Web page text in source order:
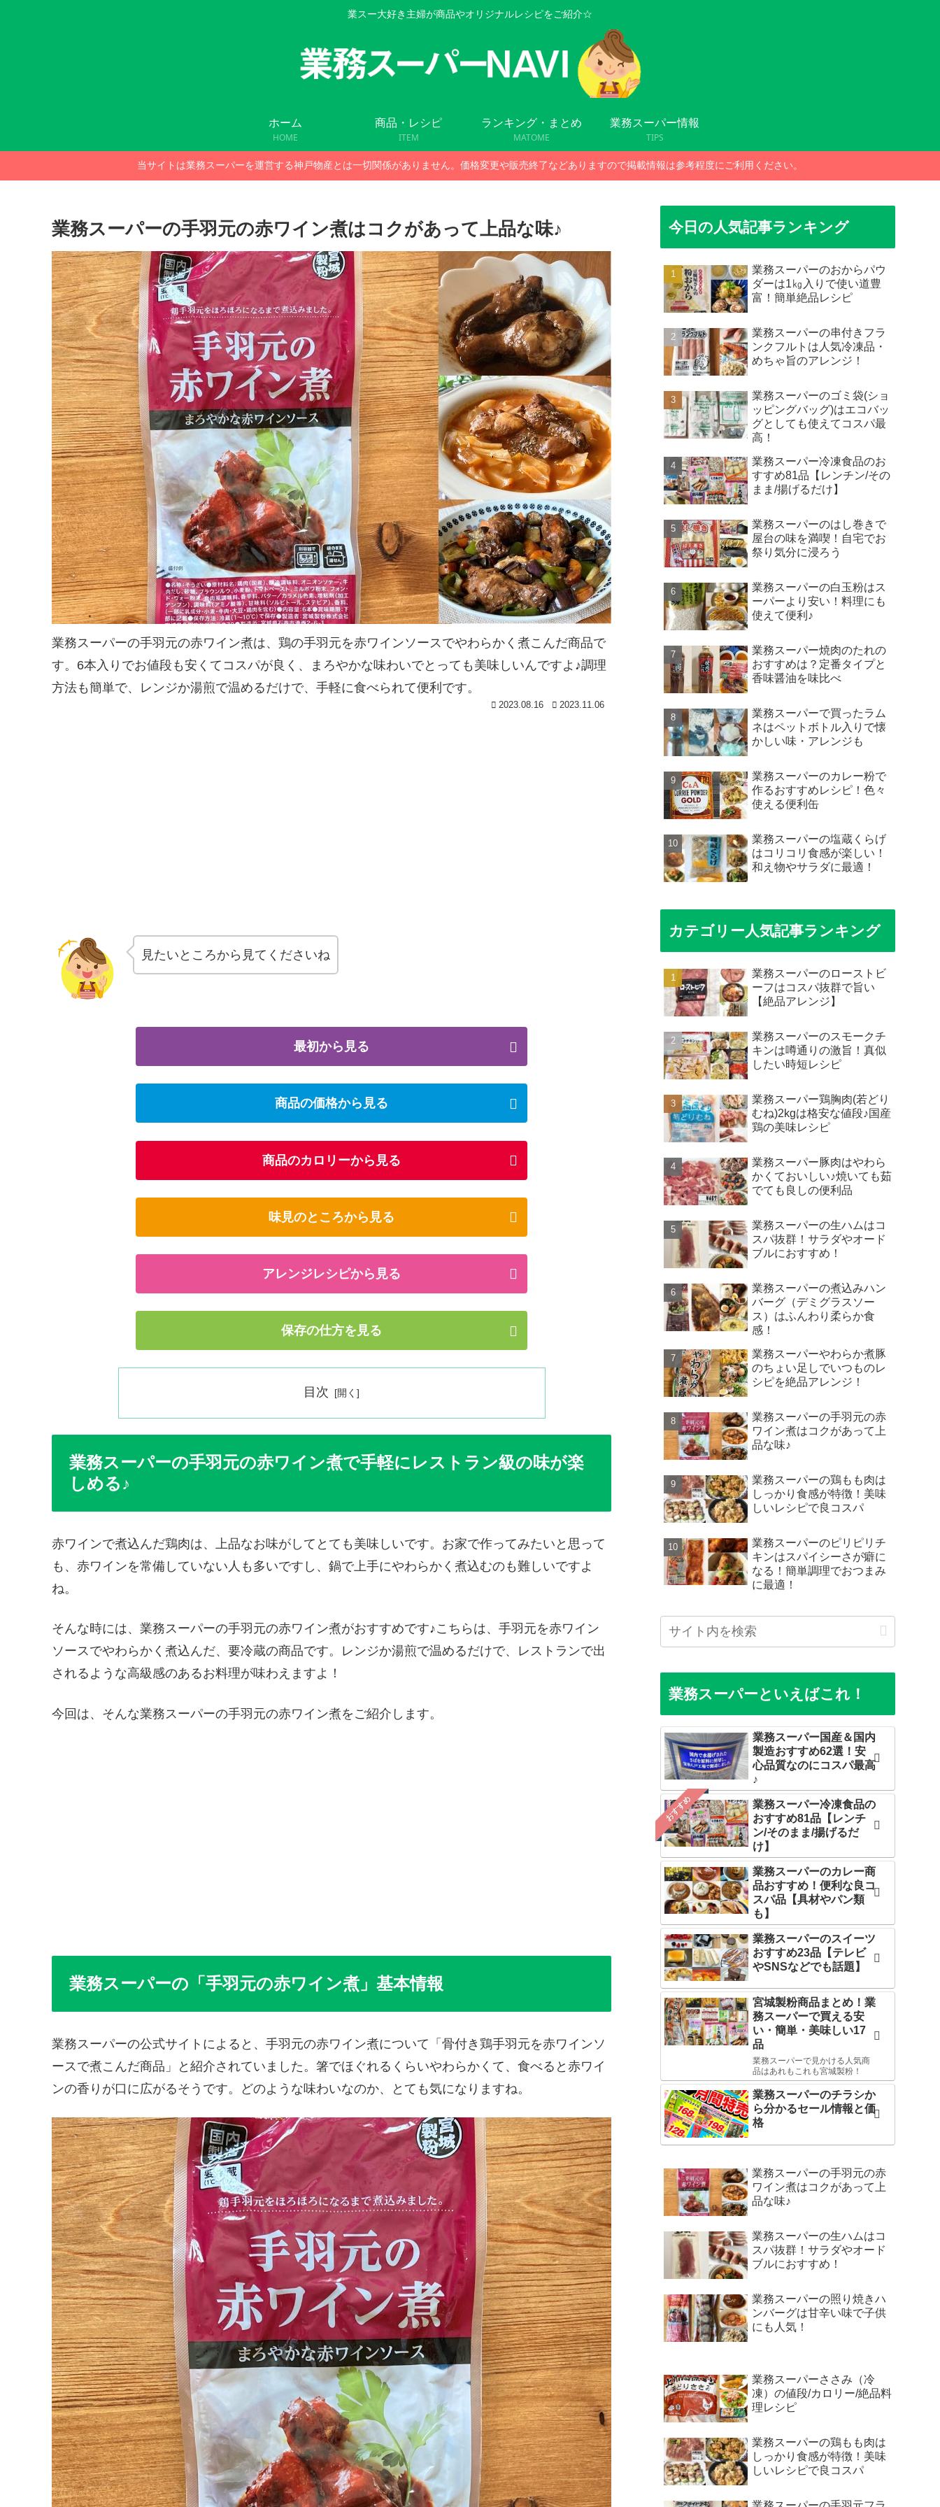
業スー大好き主婦が商品やオリジナルレシピをご紹介☆
ホーム
HOME
商品・レシピ
ITEM
ランキング・まとめ
MATOME
業務スーパー情報
TIPS
当サイトは業務スーパーを運営する神戸物産とは一切関係がありません。価格変更や販売終了などありますので掲載情報は参考程度にご利用ください。
業務スーパーの手羽元の赤ワイン煮はコクがあって上品な味♪
業務スーパーの手羽元の赤ワイン煮は、鶏の手羽元を赤ワインソースでやわらかく煮こんだ商品で
す。6本入りでお値段も安くてコスパが良く、まろやかな味わいでとっても美味しいんですよ♪調理
方法も簡単で、レンジか湯煎で温めるだけで、手軽に食べられて便利です。
2023.08.16 2023.11.06
見たいところから見てくださいね
最初から見る
商品の価格から見る
商品のカロリーから見る
味見のところから見る
アレンジレシピから見る
保存の仕方を見る
目次
業務スーパーの手羽元の赤ワイン煮で手軽にレストラン級の味が楽
しめる♪
赤ワインで煮込んだ鶏肉は、上品なお味がしてとても美味しいです。お家で作ってみたいと思って
も、赤ワインを常備していない人も多いですし、鍋で上手にやわらかく煮込むのも難しいですよ
ね。
そんな時には、業務スーパーの手羽元の赤ワイン煮がおすすめです♪こちらは、手羽元を赤ワイン
ソースでやわらかく煮込んだ、要冷蔵の商品です。レンジか湯煎で温めるだけで、レストランで出
されるような高級感のあるお料理が味わえますよ！
今回は、そんな業務スーパーの手羽元の赤ワイン煮をご紹介します。
業務スーパーの「手羽元の赤ワイン煮」基本情報
業務スーパーの公式サイトによると、手羽元の赤ワイン煮について「骨付き鶏手羽元を赤ワインソ
ースで煮こんだ商品」と紹介されていました。箸でほぐれるくらいやわらかくて、食べると赤ワイ
ンの香りが口に広がるそうです。どのような味わいなのか、とても気になりますね。
今日の人気記事ランキング
業務スーパーのおからパウ
ダーは1㎏入りで使い道豊
富！簡単絶品レシピ
業務スーパーの串付きフラ
ンクフルトは人気冷凍品・
めちゃ旨のアレンジ！
業務スーパーのゴミ袋(ショ
ッピングバッグ)はエコバッ
グとしても使えてコスパ最
高！
業務スーパー冷凍食品のお
すすめ81品【レンチン/その
まま/揚げるだけ】
業務スーパーのはし巻きで
屋台の味を満喫！自宅でお
祭り気分に浸ろう
業務スーパーの白玉粉はス
ーパーより安い！料理にも
使えて便利♪
業務スーパー焼肉のたれの
おすすめは？定番タイプと
香味醤油を味比べ
業務スーパーで買ったラム
ネはペットボトル入りで懐
かしい味・アレンジも
業務スーパーのカレー粉で
作るおすすめレシピ！色々
使える便利缶
業務スーパーの塩蔵くらげ
はコリコリ食感が楽しい！
和え物やサラダに最適！
カテゴリー人気記事ランキング
業務スーパーのローストビ
ーフはコスパ抜群で旨い
【絶品アレンジ】
業務スーパーのスモークチ
キンは噂通りの激旨！真似
したい時短レシピ
業務スーパー鶏胸肉(若どり
むね)2kgは格安な値段♪国産
鶏の美味レシピ
業務スーパー豚肉はやわら
かくておいしい♪焼いても茹
でても良しの便利品
業務スーパーの生ハムはコ
スパ抜群！サラダやオード
ブルにおすすめ！
業務スーパーの煮込みハン
バーグ（デミグラスソー
ス）はふんわり柔らか食
感！
業務スーパーやわらか煮豚
のちょい足しでいつものレ
シピを絶品アレンジ！
業務スーパーの手羽元の赤
ワイン煮はコクがあって上
品な味♪
業務スーパーの鶏もも肉は
しっかり食感が特徴！美味
しいレシピで良コスパ
業務スーパーのピリピリチ
キンはスパイシーさが癖に
なる！簡単調理でおつまみ
に最適！
業務スーパーといえばこれ！
業務スーパー国産＆国内
製造おすすめ62選！安
心品質なのにコスパ最高
♪
おすすめ
業務スーパー冷凍食品の
おすすめ81品【レンチ
ン/そのまま/揚げるだ
け】
業務スーパーのカレー商
品おすすめ！便利な良コ
スパ品【具材やパン類
も】
業務スーパーのスイーツ
おすすめ23品【テレビ
やSNSなどでも話題】
宮城製粉商品まとめ！業
務スーパーで買える安
い・簡単・美味しい17
品
業務スーパーで見かける人気商
品はあれもこれも宮城製粉！
業務スーパーのチラシか
ら分かるセール情報と価
格
業務スーパーの手羽元の赤
ワイン煮はコクがあって上
品な味♪
業務スーパーの生ハムはコ
スパ抜群！サラダやオード
ブルにおすすめ！
業務スーパーの照り焼きハ
ンバーグは甘辛い味で子供
にも人気！
業務スーパーささみ（冷
凍）の値段/カロリー/絶品料
理レシピ
業務スーパーの鶏もも肉は
しっかり食感が特徴！美味
しいレシピで良コスパ